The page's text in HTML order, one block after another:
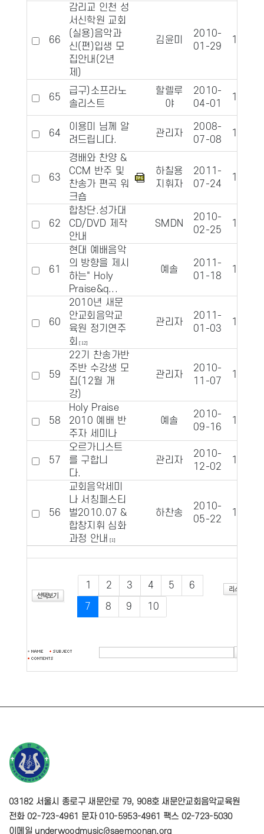
66
감리교 인천 성
서신학원 교회
(실용)음악과
신(편)입생 모
집안내(2년
제)
김윤미
2010-
01-29
10317
65
급구)소프라노
솔리스트
할렐루
야
2010-
04-01
10316
64
이용미 님께 알
려드립니다.
관리자
2008-
07-08
10308
63
경배와 찬양 &
CCM 반주 및
찬송가 편곡 워
크숍
하칠용
지휘자
2011-
07-24
10297
62
합창단.성가대
CD/DVD 제작
안내
SMDN
2010-
02-25
10263
61
현대 예배음악
의 방향을 제시
하는" Holy
Praise&q...
예솔
2011-
01-18
10255
60
2010년 새문
안교회음악교
육원 정기연주
회
[12]
관리자
2011-
01-03
10213
59
22기 찬송가반
주반 수강생 모
집(12월 개
강)
관리자
2010-
11-07
10199
58
Holy Praise
2010 예배 반
주자 세미나
예솔
2010-
09-16
10197
57
오르가니스트
를 구합니
다.
관리자
2010-
12-02
10192
56
교회음악세미
나 서칭페스티
벌2010.07 &
합창지휘 심화
과정 안내
[1]
하찬송
2010-
05-22
10174
1 2 3 4 5
6
7
8 9 10
03182 서울시 종로구 새문안로 79, 908호 새문안교회음악교육원
전화 02-723-4961 문자 010-5953-4961 팩스 02-723-5030
이메일 underwoodmusic@saemoonan.org